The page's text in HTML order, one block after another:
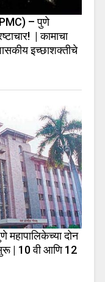
– पुणे
| कामाचा
इच्छाशक्तीचे
दोन
| 10 वी आणि 12